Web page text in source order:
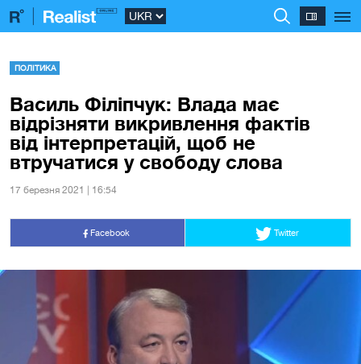
ПОЛІТИКА
Василь Філіпчук: Влада має
відрізняти викривлення фактів
від інтерпретацій, щоб не
втручатися у свободу слова
17 березня 2021 | 16:54
Facebook Twitter